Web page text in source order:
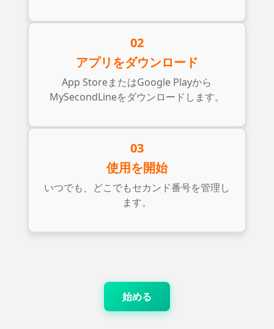
02
アプリをダウンロード
App StoreまたはGoogle Playから
MySecondLineをダウンロードします。
03
使用を開始
いつでも、どこでもセカンド番号を管理し
ます。
始める